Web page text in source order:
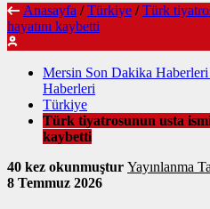
Anasayfa / Türkiye / Türk
hayatını kaybetti
Mersin Son Dakika
Haberleri
Türkiye
Türk tiyatrosunun usta
kaybetti
40 kez okunmuştur
8 Temmuz 2026